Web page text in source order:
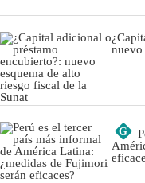
nuevo
G